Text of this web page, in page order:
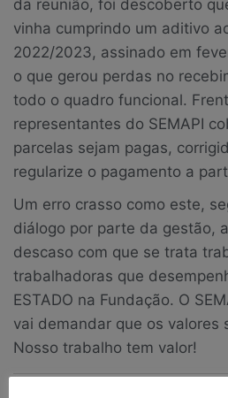
da reunião, foi descoberto
vinha cumprindo um aditivo
2022/2023, assinado em
o que gerou perdas no
todo o quadro funcional.
representantes do SEMAPI
parcelas sejam pagas,
regularize o pagamento a
Um erro crasso como este,
diálogo por parte da gestão,
descaso com que se trata
trabalhadoras que
ESTADO na Fundação. O
vai demandar que os valores
Nosso trabalho tem valor!